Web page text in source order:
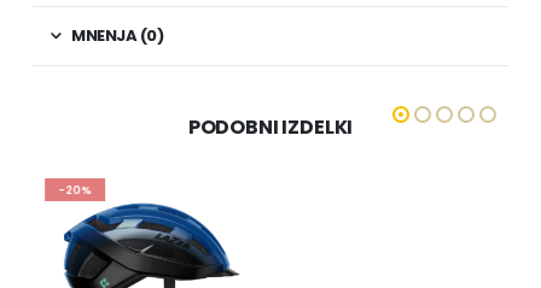
MNENJA (0)
PODOBNI IZDELKI
-20%